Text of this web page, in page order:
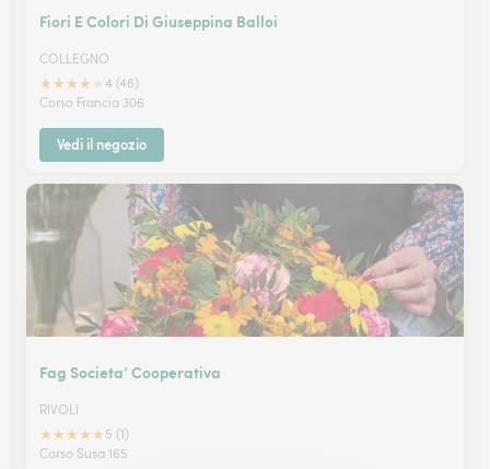
Fiori E Colori Di Giuseppina Balloi
COLLEGNO
★★★★
4 (46)
Corso Francia 306
Vedi il negozio
Fag Societa’ Cooperativa
RIVOLI
★★★★★ 5 (1)
Corso Susa 165